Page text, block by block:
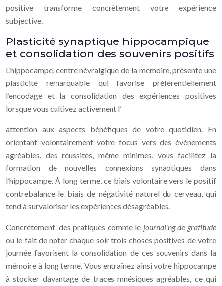
positive transforme concrètement votre expérience
subjective.
Plasticité synaptique hippocampique
et consolidation des souvenirs positifs
L’hippocampe, centre névralgique de la mémoire, présente une
plasticité remarquable qui favorise préférentiellement
l’encodage et la consolidation des expériences positives
lorsque vous cultivez activement l’
attention aux aspects bénéfiques de votre quotidien. En
orientant volontairement votre focus vers des événements
agréables, des réussites, même minimes, vous facilitez la
formation de nouvelles connexions synaptiques dans
l’hippocampe. À long terme, ce biais volontaire vers le positif
contrebalance le biais de négativité naturel du cerveau, qui
tend à survaloriser les expériences désagréables.
Concrètement, des pratiques comme le journaling de gratitude
ou le fait de noter chaque soir trois choses positives de votre
journée favorisent la consolidation de ces souvenirs dans la
mémoire à long terme. Vous entraînez ainsi votre hippocampe
à stocker davantage de traces mnésiques agréables, ce qui